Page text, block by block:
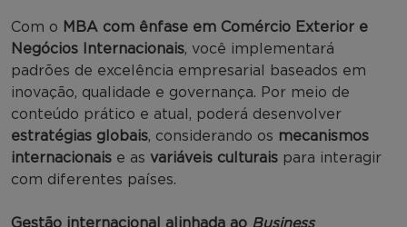
Com o MBA com ênfase em Comércio Exterior e
Negócios Internacionais, você implementará
padrões de excelência empresarial baseados em
inovação, qualidade e governança. Por meio de
conteúdo prático e atual, poderá desenvolver
estratégias globais, considerando os mecanismos
internacionais e as variáveis culturais para interagir
com diferentes países.
Gestão internacional alinhada ao Business